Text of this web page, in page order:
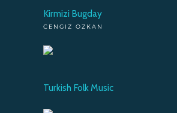
Kirmizi Bugday
CENGIZ OZKAN
Turkish Folk Music